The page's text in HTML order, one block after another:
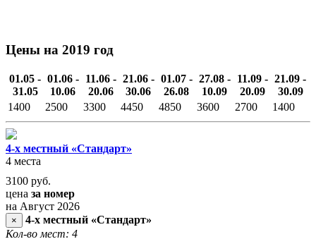
Цены на 2019 год
01.05 -
31.05
01.06 -
10.06
11.06 -
20.06
21.06 -
30.06
01.07 -
26.08
27.08 -
10.09
11.09 -
20.09
21.09 -
30.09
1400
2500 3300 4450 4850 3600 2700 1400
4-х местный «Стандарт»
4 места
3100 руб.
цена за номер
на Август 2026
×
4-х местный «Стандарт»
Кол-во мест: 4